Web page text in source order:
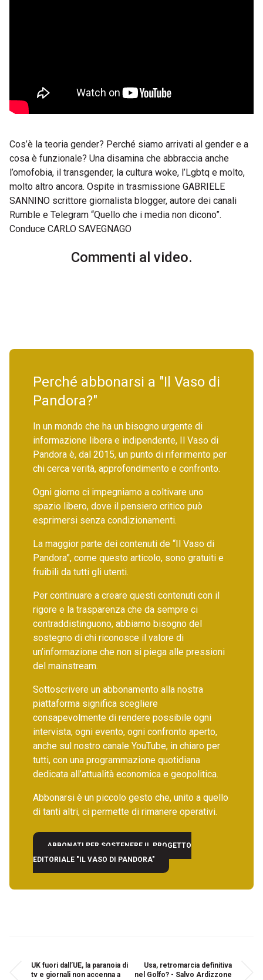
Cos’è la teoria gender? Perché siamo arrivati al gender e a
cosa è funzionale? Una disamina che abbraccia anche
l’omofobia, il transgender, la cultura woke, l’Lgbtq e molto,
molto altro ancora. Ospite in trasmissione GABRIELE
SANNINO scrittore giornalista blogger, autore dei canali
Rumble e Telegram “Quello che i media non dicono”.
Conduce CARLO SAVEGNAGO
Commenti al video.
Perché abbonarsi a "Il Vaso di
Pandora?"
In un mondo che ha un bisogno urgente di
informazione libera e indipendente, Il Vaso di
Pandora è, dal 2015, un punto di riferimento per
chi cerca verità, approfondimento e confronto.
Ogni giorno ci impegniamo a coltivare uno
spazio libero, dove il pensiero critico può
esprimersi senza condizionamenti.
La maggior parte dei contenuti de “Il Vaso di
Pandora”, come questo articolo, sono gratuiti e
fruibili da tutti gli utenti.
Per continuare a creare questi contenuti con il
rigore e la trasparenza che da sempre ci
contraddistinguono, abbiamo bisogno del
sostegno di chi riconosce il valore di
un’informazione che non si piega alle pressioni
del mainstream.
Sottoscrivere un abbonamento alla nostra
piattaforma significa scegliere
consapevolmente di rendere possibile ogni
intervista, ogni evento, ogni confronto aperto,
anche sul nostro canale YouTube, in chiaro per
tutti, con una programmazione quotidiana
dedicata all’attualità economica e geopolitica.
Abbonarsi è un piccolo gesto che, unito a quello
di tanti altri, ci permette di rimanere operativi.
ABBONATI PER SOSTENERE IL PROGETTO
EDITORIALE "IL VASO DI PANDORA"
UK fuori dall’UE, la paranoia di
tv e giornali non accenna a
Usa, retromarcia definitiva
nel Golfo? - Salvo Ardizzone